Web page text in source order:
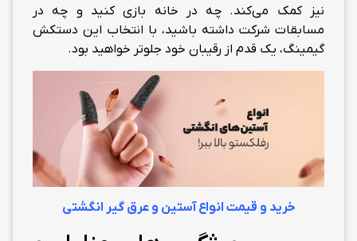
نیز کمک می‌کند. چه در خانه بازی کنید و چه در
مسابقات شرکت داشته باشید، با انتخاب این دستکش
گیمینگ، یک قدم از رقیبان خود جلوتر خواهید بود.
خرید و قیمت انواع آستین و عرق گیر انگشتی